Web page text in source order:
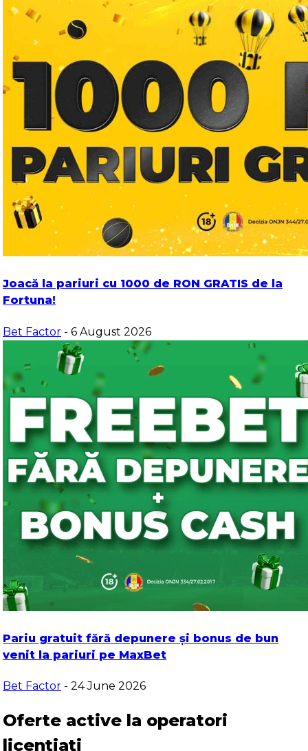
Joacă la pariuri cu 1000 de RON GRATIS de la
Fortuna!
Bet Factor - 6 August 2026
Pariu gratuit fără depunere și bonus de bun
venit la pariuri pe MaxBet
Bet Factor - 24 June 2026
Oferte active la operatori
licențiați